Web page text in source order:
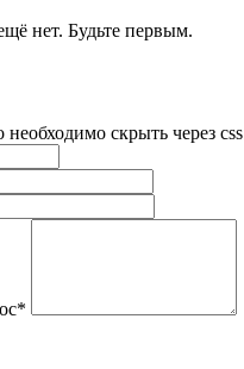
нет. Будьте первым.
скрыть через css